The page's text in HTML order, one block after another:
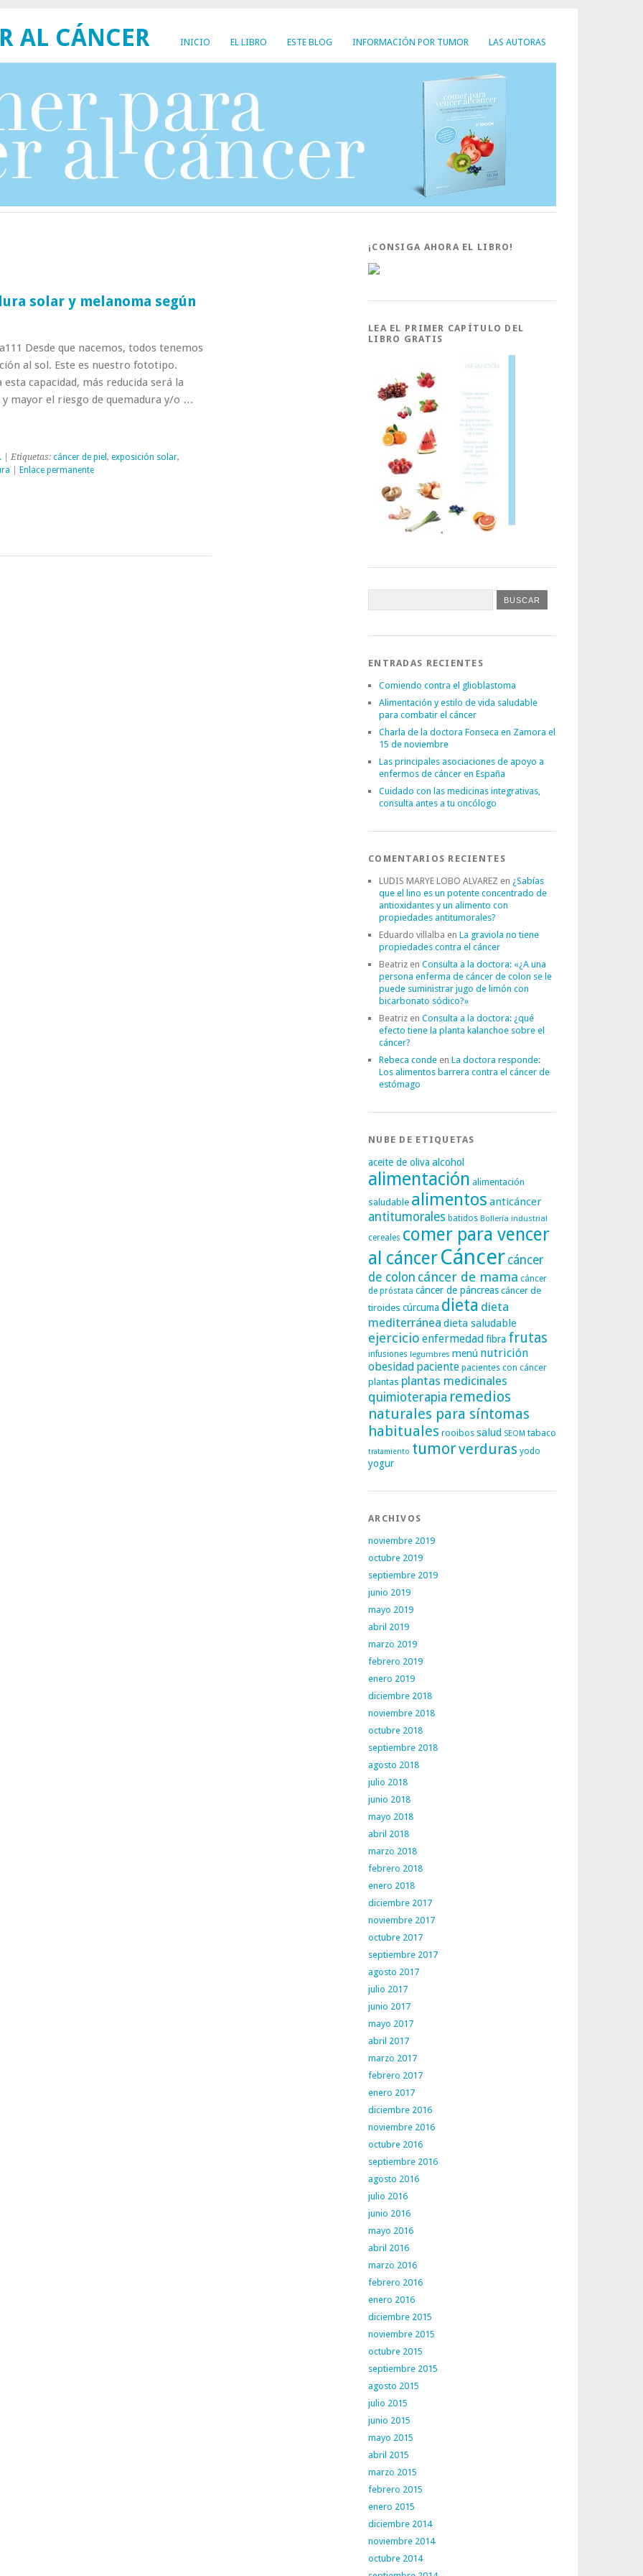
INICIO EL LIBRO ESTE BLOG INFORMACIÓN POR TUMOR LAS AUTORAS
AL CÁNCER
solar y melanoma según
Desde que nacemos, todos tenemos
al sol. Este es nuestro fototipo.
esta capacidad, más reducida será la
mayor el riesgo de quemadura y/o …
| Etiquetas: cáncer de piel , exposición solar,
Enlace permanente
¡CONSIGA AHORA EL LIBRO!
LEA EL PRIMER CAPÍTULO DEL
LIBRO GRATIS
ENTRADAS RECIENTES
Comiendo contra el glioblastoma
Alimentación y estilo de vida saludable
para combatir el cáncer
Charla de la doctora Fonseca en Zamora el
15 de noviembre
Las principales asociaciones de apoyo a
enfermos de cáncer en España
Cuidado con las medicinas integrativas,
consulta antes a tu oncólogo
COMENTARIOS RECIENTES
LUDIS MARYE LOBO ALVAREZ en ¿Sabías
que el lino es un potente concentrado de
antioxidantes y un alimento con
propiedades antitumorales?
Eduardo villalba en La graviola no tiene
propiedades contra el cáncer
Beatriz en Consulta a la doctora: «¿A una
persona enferma de cáncer de colon se le
puede suministrar jugo de limón con
bicarbonato sódico?»
Beatriz en Consulta a la doctora: ¿qué
efecto tiene la planta kalanchoe sobre el
cáncer?
Rebeca conde en La doctora responde:
Los alimentos barrera contra el cáncer de
estómago
NUBE DE ETIQUETAS
aceite de oliva alcohol
alimentación alimentación
saludable alimentos anticáncer
antitumorales batidos Bollería industrial
cereales comer para vencer
al cáncerCáncer cáncer
de colon cáncer de mama cáncer
de próstata cáncer de páncreascáncer de
tiroides cúrcuma dieta dieta
mediterránea dieta saludable
ejercicio enfermedadfibra frutas
infusiones legumbres menú nutrición
obesidad paciente pacientes con cáncer
plantas plantas medicinales
quimioterapia remedios
naturales para síntomas
habituales rooibos salud SEOM tabaco
tratamiento tumorverduras yodo
yogur
ARCHIVOS
noviembre 2019
octubre 2019
septiembre 2019
junio 2019
mayo 2019
abril 2019
marzo 2019
febrero 2019
enero 2019
diciembre 2018
noviembre 2018
octubre 2018
septiembre 2018
agosto 2018
julio 2018
junio 2018
mayo 2018
abril 2018
marzo 2018
febrero 2018
enero 2018
diciembre 2017
noviembre 2017
octubre 2017
septiembre 2017
agosto 2017
julio 2017
junio 2017
mayo 2017
abril 2017
marzo 2017
febrero 2017
enero 2017
diciembre 2016
noviembre 2016
octubre 2016
septiembre 2016
agosto 2016
julio 2016
junio 2016
mayo 2016
abril 2016
marzo 2016
febrero 2016
enero 2016
diciembre 2015
noviembre 2015
octubre 2015
septiembre 2015
agosto 2015
julio 2015
junio 2015
mayo 2015
abril 2015
marzo 2015
febrero 2015
enero 2015
diciembre 2014
noviembre 2014
octubre 2014